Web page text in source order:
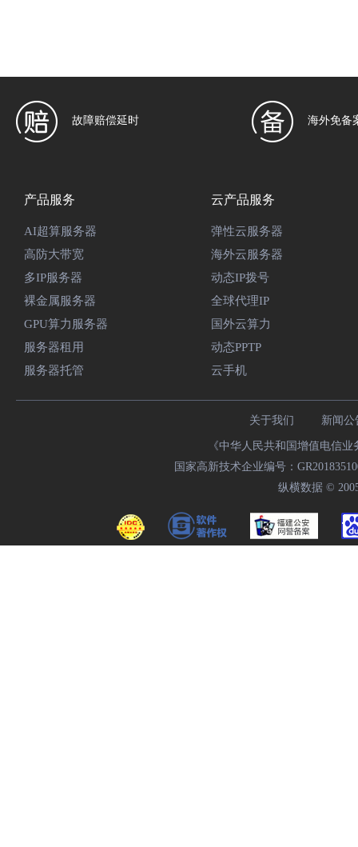
故障赔偿延时 海外免备
产品服务
AI超算服务器
高防大带宽
多IP服务器
裸金属服务器
GPU算力服务器
服务器租用
服务器托管
云产品服务
弹性云服务器
海外云服务器
动态IP拨号
全球代理IP
国外云算力
动态PPTP
云手机
关于我们 新闻公
《中华人民共和国增值电信
国家高新技术企业编号：
纵横数据 ©